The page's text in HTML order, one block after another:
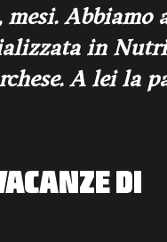
Abbiamo
in
A lei la
DI